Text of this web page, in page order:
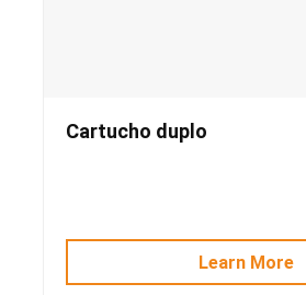
Cartucho duplo
Learn More